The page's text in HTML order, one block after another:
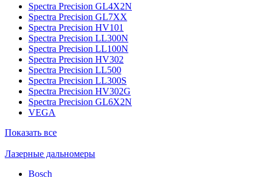
Spectra Precision GL4X2N
Spectra Precision GL7XX
Spectra Precision HV101
Spectra Precision LL300N
Spectra Precision LL100N
Spectra Precision HV302
Spectra Precision LL500
Spectra Precision LL300S
Spectra Precision HV302G
Spectra Precision GL6X2N
VEGA
Показать все
Лазерные дальномеры
Bosch